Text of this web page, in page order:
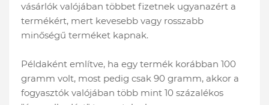
vásárlók valójában többet fizetnek ugyanazért a
termékért, mert kevesebb vagy rosszabb
minőségű terméket kapnak.
Példaként említve, ha egy termék korábban 100
gramm volt, most pedig csak 90 gramm, akkor a
fogyasztók valójában több mint 10 százalékos